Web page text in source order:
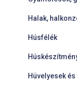
Halak,
Húsfélék
Hüvelyesek